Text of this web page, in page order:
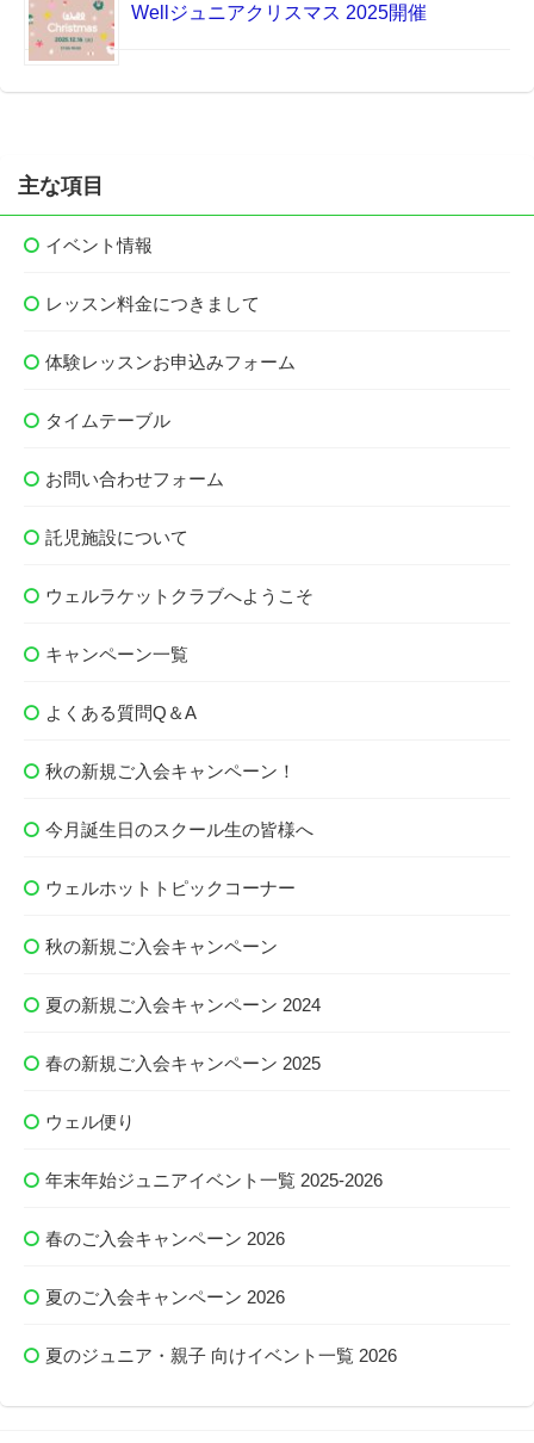
Wellジュニアクリスマス 2025開催
主な項目
イベント情報
レッスン料金につきまして
体験レッスンお申込みフォーム
タイムテーブル
お問い合わせフォーム
託児施設について
ウェルラケットクラブへようこそ
キャンペーン一覧
よくある質問Q＆A
秋の新規ご入会キャンペーン！
今月誕生日のスクール生の皆様へ
ウェルホットトピックコーナー
秋の新規ご入会キャンペーン
夏の新規ご入会キャンペーン 2024
春の新規ご入会キャンペーン 2025
ウェル便り
年末年始ジュニアイベント一覧 2025-2026
春のご入会キャンペーン 2026
夏のご入会キャンペーン 2026
夏のジュニア・親子 向けイベント一覧 2026